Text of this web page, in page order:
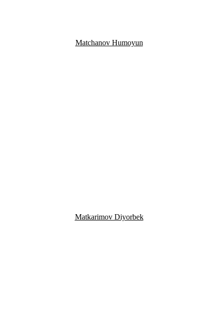
Matchanov Humoyun
Matkarimov Diyorbek